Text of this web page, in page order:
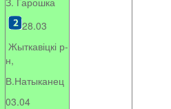
28.03
Жыткавіцкі р-
н,
В.Натыканец
03.04